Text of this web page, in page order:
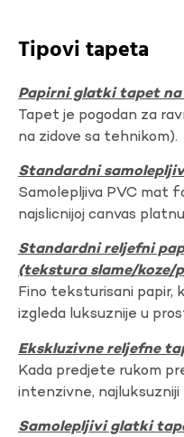
Tipovi tapeta
Papirni glatki tapet na
Tapet je pogodan za
na zidove sa tehnikom).
Standardni
Samolepljiva PVC mat
najslicnijoj canvas
Standardni reljefni
(tekstura slame/koze/
Fino teksturisani papir,
izgleda luksuznije u
Ekskluzivne reljefne
Kada predjete rukom
intenzivne,
Samolepljivi glatki